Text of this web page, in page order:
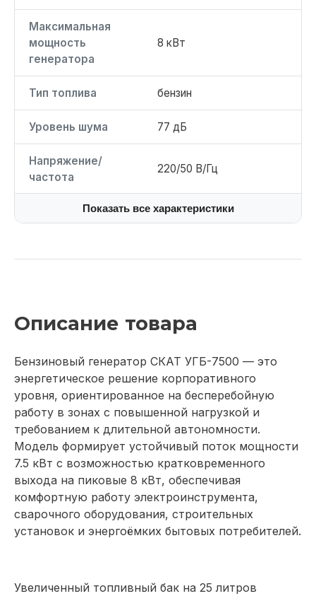
Максимальная
мощность
генератора
8 кВт
Тип топлива бензин
Уровень шума 77 дБ
Напряжение/
частота
220/50 В/Гц
Показать все характеристики
Описание товара
Бензиновый генератор СКАТ УГБ-7500 — это
энергетическое решение корпоративного
уровня, ориентированное на бесперебойную
работу в зонах с повышенной нагрузкой и
требованием к длительной автономности.
Модель формирует устойчивый поток мощности
7.5 кВт с возможностью кратковременного
выхода на пиковые 8 кВт, обеспечивая
комфортную работу электроинструмента,
сварочного оборудования, строительных
установок и энергоёмких бытовых потребителей.
Увеличенный топливный бак на 25 литров